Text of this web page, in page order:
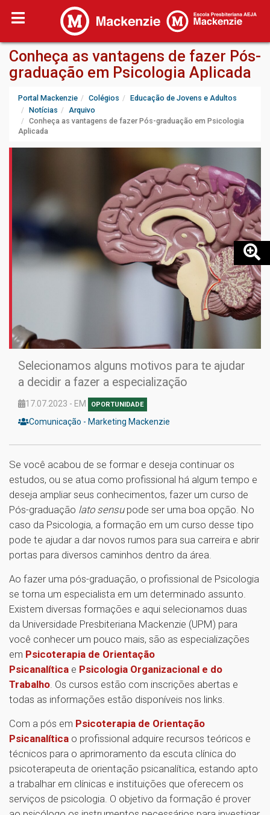
Conheça as vantagens de fazer Pós-
graduação em Psicologia Aplicada
Portal Mackenzie Colégios
Educação de Jovens e Adultos
Notícias
Arquivo
Conheça as vantagens de fazer Pós-graduação em Psicologia
Aplicada
Selecionamos alguns motivos para te ajudar
a decidir a fazer a especialização
17.07.2023 - EM OPORTUNIDADE
Comunicação - Marketing Mackenzie
Se você acabou de se formar e deseja continuar os
estudos, ou se atua como profissional há algum tempo e
deseja ampliar seus conhecimentos, fazer um curso de
Pós-graduação lato sensupode ser uma boa opção. No
caso da Psicologia, a formação em um curso desse tipo
pode te ajudar a dar novos rumos para sua carreira e abrir
portas para diversos caminhos dentro da área.
Ao fazer uma pós-graduação, o profissional de Psicologia
se torna um especialista em um determinado assunto.
Existem diversas formações e aqui selecionamos duas
da Universidade Presbiteriana Mackenzie (UPM) para
você conhecer um pouco mais, são as especializações
em Psicoterapia de Orientação
Psicanalítica e Psicologia Organizacional e do
Trabalho. Os cursos estão com inscrições abertas e
todas as informações estão disponíveis nos links.
Com a pós em Psicoterapia de Orientação
Psicanalítica o profissional adquire recursos teóricos e
técnicos para o aprimoramento da escuta clínica do
psicoterapeuta de orientação psicanalítica, estando apto
a trabalhar em clínicas e instituições que oferecem os
serviços de psicologia. O objetivo da formação é prover